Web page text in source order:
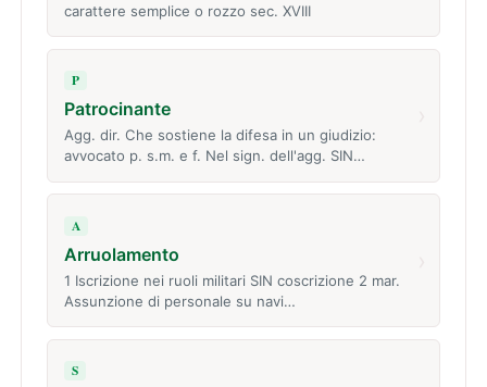
carattere semplice o rozzo sec. XVIII
P
Patrocinante
Agg. dir. Che sostiene la difesa in un giudizio:
avvocato p. s.m. e f. Nel sign. dell'agg. SIN…
A
Arruolamento
1 Iscrizione nei ruoli militari SIN coscrizione 2 mar.
Assunzione di personale su navi…
S